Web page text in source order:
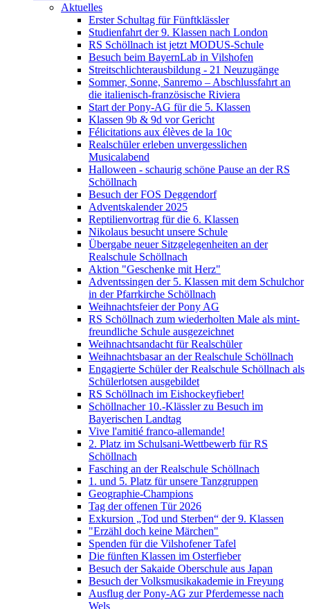
Aktuelles
Erster Schultag für Fünftklässler
Studienfahrt der 9. Klassen nach London
RS Schöllnach ist jetzt MODUS-Schule
Besuch beim BayernLab in Vilshofen
Streitschlichterausbildung - 21 Neuzugänge
Sommer, Sonne, Sanremo – Abschlussfahrt an
die italienisch-französische Riviera
Start der Pony-AG für die 5. Klassen
Klassen 9b & 9d vor Gericht
Félicitations aux élèves de la 10c
Realschüler erleben unvergesslichen
Musicalabend
Halloween - schaurig schöne Pause an der RS
Schöllnach
Besuch der FOS Deggendorf
Adventskalender 2025
Reptilienvortrag für die 6. Klassen
Nikolaus besucht unsere Schule
Übergabe neuer Sitzgelegenheiten an der
Realschule Schöllnach
Aktion "Geschenke mit Herz"
Adventssingen der 5. Klassen mit dem Schulchor
in der Pfarrkirche Schöllnach
Weihnachtsfeier der Pony AG
RS Schöllnach zum wiederholten Male als mint-
freundliche Schule ausgezeichnet
Weihnachtsandacht für Realschüler
Weihnachtsbasar an der Realschule Schöllnach
Engagierte Schüler der Realschule Schöllnach als
Schülerlotsen ausgebildet
RS Schöllnach im Eishockeyfieber!
Schöllnacher 10.-Klässler zu Besuch im
Bayerischen Landtag
Vive l'amitié franco-allemande!
2. Platz im Schulsani-Wettbewerb für RS
Schöllnach
Fasching an der Realschule Schöllnach
1. und 5. Platz für unsere Tanzgruppen
Geographie-Champions
Tag der offenen Tür 2026
Exkursion „Tod und Sterben“ der 9. Klassen
"Erzähl doch keine Märchen"
Spenden für die Vilshofener Tafel
Die fünften Klassen im Osterfieber
Besuch der Sakaide Oberschule aus Japan
Besuch der Volksmusikakademie in Freyung
Ausflug der Pony-AG zur Pferdemesse nach
Wels